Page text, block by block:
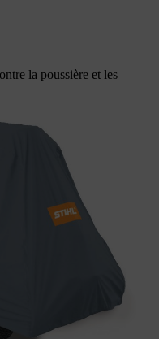
la poussière et les